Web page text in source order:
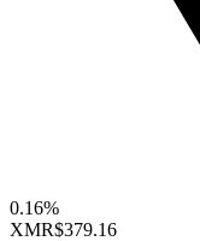
0.16%
XMR$379.16